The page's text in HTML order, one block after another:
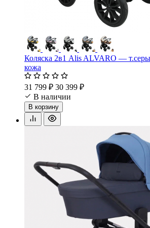
Коляска 2в1 Alis ALVARO —
кожа
31 799 ₽ 30 399 ₽
В наличии
В корзину